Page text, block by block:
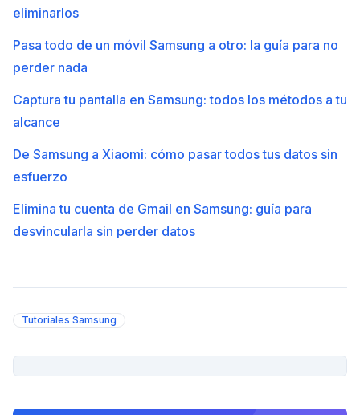
eliminarlos
Pasa todo de un móvil Samsung a otro: la guía para no
perder nada
Captura tu pantalla en Samsung: todos los métodos a tu
alcance
De Samsung a Xiaomi: cómo pasar todos tus datos sin
esfuerzo
Elimina tu cuenta de Gmail en Samsung: guía para
desvincularla sin perder datos
Tutoriales Samsung